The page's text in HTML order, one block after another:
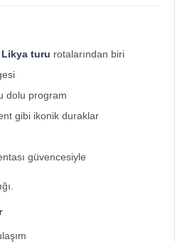
Likya turu rotalarından biri
dolu program
gibi ikonik duraklar
güvencesiyle